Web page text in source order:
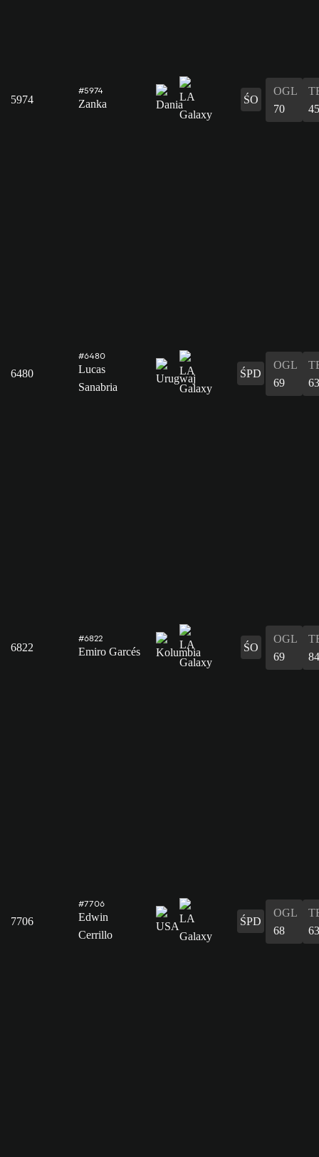
5974
#5974
Zanka ŚO
OGL
70
45
6480
#6480
Lucas
Sanabria
ŚPD
OGL
69
63
6822
#6822
Emiro Garcés ŚO
OGL
69
84
7706
#7706
Edwin
Cerrillo
ŚPD
OGL
68
63